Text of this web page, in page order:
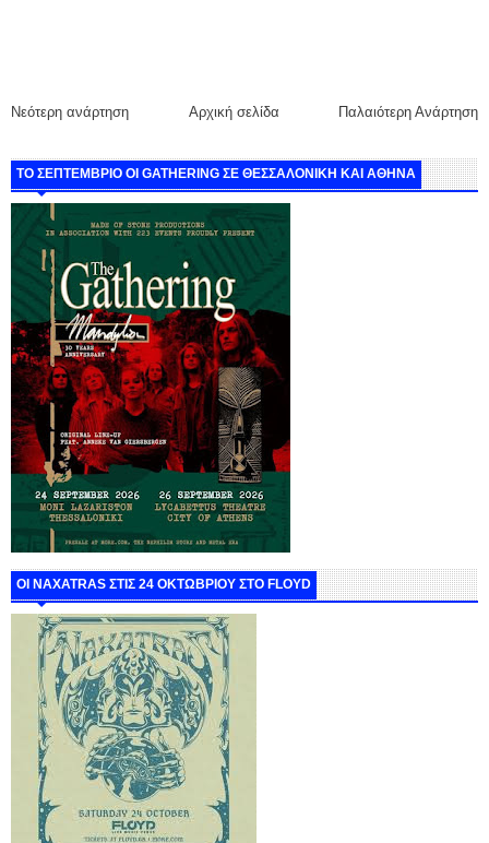
Νεότερη ανάρτηση Παλαιότερη Ανάρτηση
Αρχική σελίδα
ΤΟ ΣΕΠΤΕΜΒΡΙΟ ΟΙ GATHERING ΣΕ ΘΕΣΣΑΛΟΝΙΚΗ ΚΑΙ ΑΘΗΝΑ
ΟΙ NAXATRAS ΣΤΙΣ 24 ΟΚΤΩΒΡΙΟΥ ΣΤΟ FLOYD